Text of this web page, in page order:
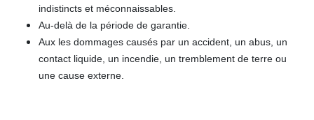
indistincts et méconnaissables.
Au-delà de la période de garantie.
Aux les dommages causés par un accident, un abus, un
contact liquide, un incendie, un tremblement de terre ou
une cause externe.